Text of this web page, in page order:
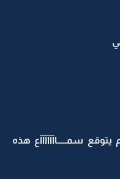
سمـــــاآآآآآآع هذه